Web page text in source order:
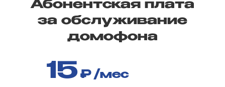
Абонентская плата
за обслуживание
домофона
15 ₽ /мес